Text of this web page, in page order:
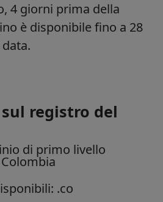
4 giorni prima della
è disponibile fino a 28
registro del
di primo livello
Colombia
.co